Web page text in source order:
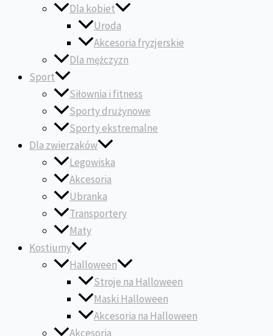
Dla kobiet
Uroda
Akcesoria fryzjerskie
Dla mężczyzn
Sport
Siłownia i fitness
Sporty drużynowe
Sporty ekstremalne
Dla zwierzaków
Legowiska
Akcesoria
Ubranka
Transportery
Maty
Kostiumy
Halloween
Stroje na Halloween
Maski Halloween
Akcesoria na Halloween
Akcesoria